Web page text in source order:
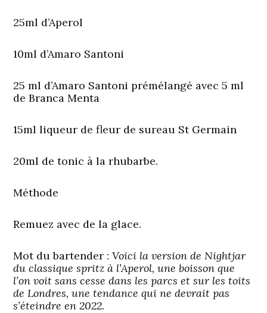
25ml d’Aperol
10ml d’Amaro Santoni
25 ml d’Amaro Santoni prémélangé avec 5 ml
de Branca Menta
15ml liqueur de fleur de sureau St Germain
20ml de tonic à la rhubarbe.
Méthode
Remuez avec de la glace.
Mot du bartender :Voici la version de Nightjar
du classique spritz à l’Aperol, une boisson que
l’on voit sans cesse dans les parcs et sur les toits
de Londres, une tendance qui ne devrait pas
s’éteindre en 2022.